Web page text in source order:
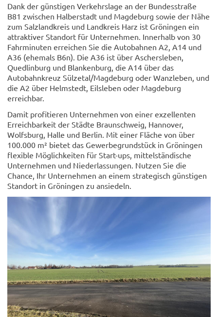
Dank der günstigen Verkehrslage an der Bundesstraße
B81 zwischen Halberstadt und Magdeburg sowie der Nähe
zum Salzlandkreis und Landkreis Harz ist Gröningen ein
attraktiver Standort für Unternehmen. Innerhalb von 30
Fahrminuten erreichen Sie die Autobahnen A2, A14 und
A36 (ehemals B6n). Die A36 ist über Aschersleben,
Quedlinburg und Blankenburg, die A14 über das
Autobahnkreuz Sülzetal/Magdeburg oder Wanzleben, und
die A2 über Helmstedt, Eilsleben oder Magdeburg
erreichbar.
Damit profitieren Unternehmen von einer exzellenten
Erreichbarkeit der Städte Braunschweig, Hannover,
Wolfsburg, Halle und Berlin. Mit einer Fläche von über
100.000 m² bietet das Gewerbegrundstück in Gröningen
flexible Möglichkeiten für Start-ups, mittelständische
Unternehmen und Niederlassungen. Nutzen Sie die
Chance, Ihr Unternehmen an einem strategisch günstigen
Standort in Gröningen zu ansiedeln.